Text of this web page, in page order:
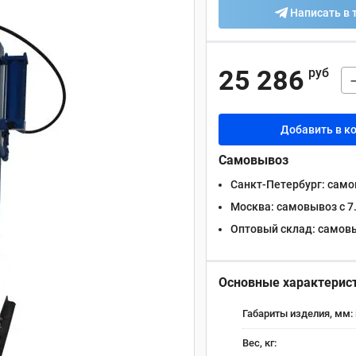
Написать в
25 286 руб
Добавить в
Самовывоз
Санкт-Петербург:
Москва: самовывоз с
Оптовый склад:
Основные
Габариты изделия, мм:
Вес, кг: